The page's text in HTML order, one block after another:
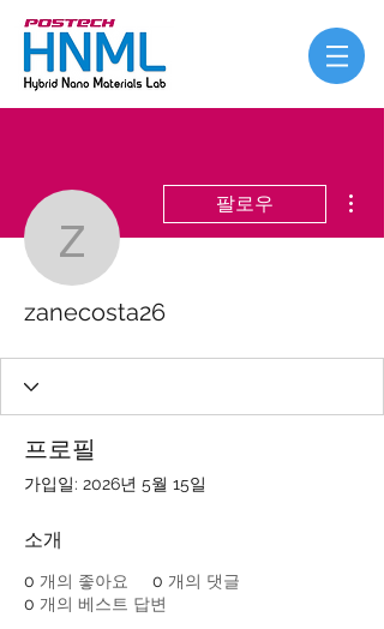
zanecosta26
팔로우
zanecosta26
프로필
가입일: 2026년 5월 15일
소개
0 개의 좋아요 0 개의 댓글
0 개의 베스트 답변